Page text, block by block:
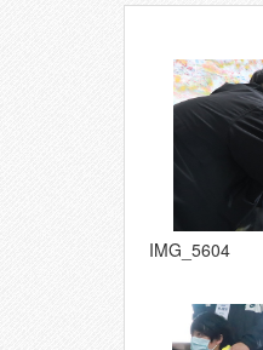
IMG_5604